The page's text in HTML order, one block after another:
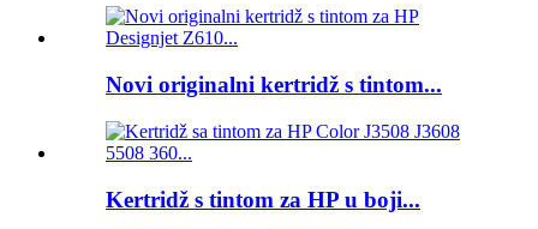
Novi originalni kertridž s tintom...
Kertridž s tintom za HP u boji...